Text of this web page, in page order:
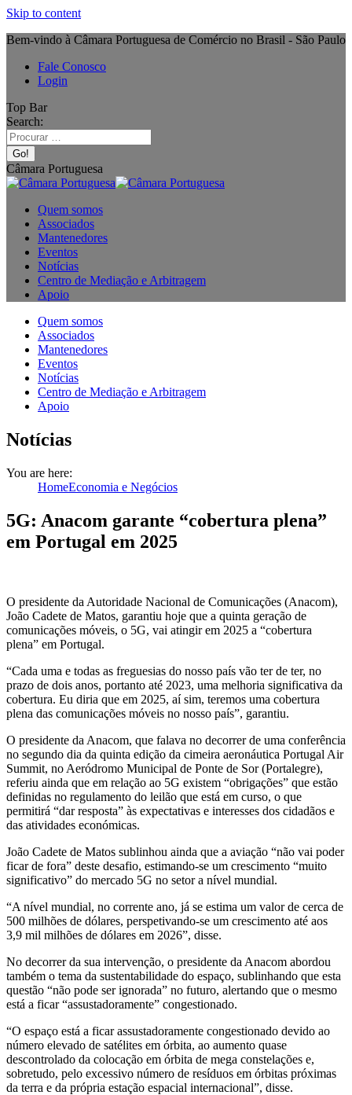
Skip to content
Bem-vindo à Câmara Portuguesa de Comércio no Brasil - São Paulo
Fale Conosco
Login
Top Bar
Search:
Câmara Portuguesa
Quem somos
Associados
Mantenedores
Eventos
Notícias
Centro de Mediação e Arbitragem
Apoio
Quem somos
Associados
Mantenedores
Eventos
Notícias
Centro de Mediação e Arbitragem
Apoio
Notícias
You are here:
HomeEconomia e Negócios
5G: Anacom garante “cobertura plena”
em Portugal em 2025
O presidente da Autoridade Nacional de Comunicações (Anacom),
João Cadete de Matos, garantiu hoje que a quinta geração de
comunicações móveis, o 5G, vai atingir em 2025 a “cobertura
plena” em Portugal.
“Cada uma e todas as freguesias do nosso país vão ter de ter, no
prazo de dois anos, portanto até 2023, uma melhoria significativa da
cobertura. Eu diria que em 2025, aí sim, teremos uma cobertura
plena das comunicações móveis no nosso país”, garantiu.
O presidente da Anacom, que falava no decorrer de uma conferência
no segundo dia da quinta edição da cimeira aeronáutica Portugal Air
Summit, no Aeródromo Municipal de Ponte de Sor (Portalegre),
referiu ainda que em relação ao 5G existem “obrigações” que estão
definidas no regulamento do leilão que está em curso, o que
permitirá “dar resposta” às expectativas e interesses dos cidadãos e
das atividades económicas.
João Cadete de Matos sublinhou ainda que a aviação “não vai poder
ficar de fora” deste desafio, estimando-se um crescimento “muito
significativo” do mercado 5G no setor a nível mundial.
“A nível mundial, no corrente ano, já se estima um valor de cerca de
500 milhões de dólares, perspetivando-se um crescimento até aos
3,9 mil milhões de dólares em 2026”, disse.
No decorrer da sua intervenção, o presidente da Anacom abordou
também o tema da sustentabilidade do espaço, sublinhando que esta
questão “não pode ser ignorada” no futuro, alertando que o mesmo
está a ficar “assustadoramente” congestionado.
“O espaço está a ficar assustadoramente congestionado devido ao
número elevado de satélites em órbita, ao aumento quase
descontrolado da colocação em órbita de mega constelações e,
sobretudo, pelo excessivo número de resíduos em órbitas próximas
da terra e da própria estação espacial internacional”, disse.